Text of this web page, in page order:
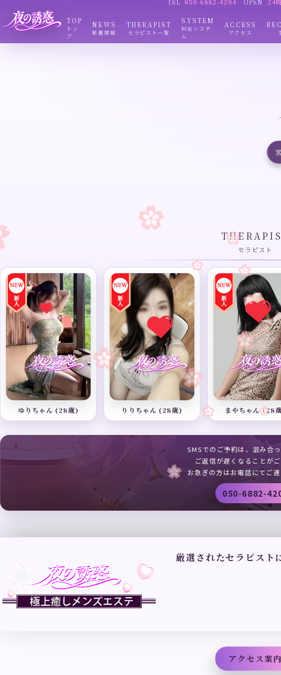
TEL 050-6882-4204 OPEN 24
TOP
トッ
プ
NEWS
新着情報
THERAPIST
セラピスト一覧
SYSTEM
料金システ
ム
ACCESS
アクセス
セラピスト
ゆりちゃん (28歳) りりちゃん (28歳) まやちゃん (28
SMSでのご予約は、混み合
ご返信が遅くなることがご
お急ぎの方はお電話にてご連
050-6882-
厳選されたセラピスト
アクセス案内